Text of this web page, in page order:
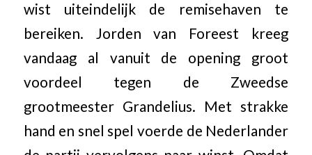
wist uiteindelijk de remisehaven te
bereiken. Jorden van Foreest kreeg
vandaag al vanuit de opening groot
voordeel tegen de Zweedse
grootmeester Grandelius. Met strakke
hand en snel spel voerde de Nederlander